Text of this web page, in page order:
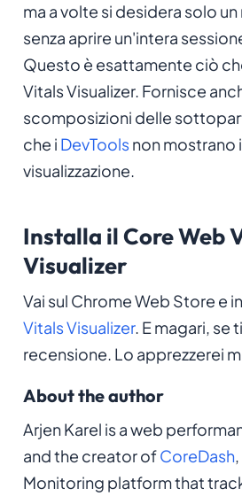
ma a volte si desidera solo
senza aprire un'intera
Questo è esattamente ciò
Vitals Visualizer. Fornisce
scomposizioni delle
che i DevToolsnon mostrano
visualizzazione.
Installa il Core Web
Visualizer
Vai sul Chrome Web Store e
Vitals Visualizer. E magari, se
recensione. Lo apprezzerei
About the author
Arjen Karel is a web
and the creator ofCoreDash
Monitoring platform that